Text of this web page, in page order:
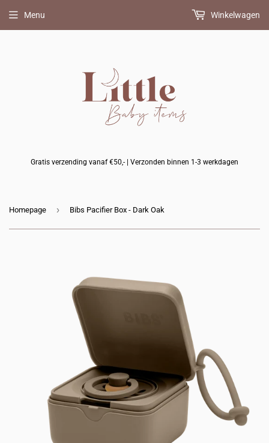
Gratis verzending vanaf €50,- | Verzonden binnen 1-3 werkdagen
Menu Winkelwagen
Homepage › Bibs Pacifier Box - Dark Oak